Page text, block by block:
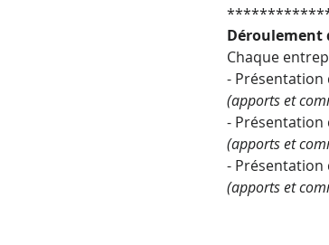
Déroulement
Chaque
- Présentation
(apports et
-
(apports et
-
(apports et